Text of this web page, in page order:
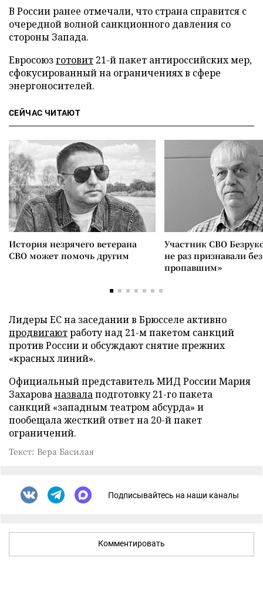
В России ранее отмечали, что страна справится с
очередной волной санкционного давления со
стороны Запада.
Евросоюзготовит 21-й пакет антироссийских мер,
сфокусированный на ограничениях в сфере
энергоносителей.
СЕЙЧАС ЧИТАЮТ
История незрячего ветерана
СВО может помочь другим
Участник СВО
не раз признавали
пропавшим»
Лидеры ЕС на заседании в Брюсселе активно
продвигаютработу над 21-м пакетом санкций
против России и обсуждают снятие прежних
«красных линий».
Официальный представитель МИД России Мария
Захарованазвалаподготовку 21-го пакета
санкций «западным театром абсурда» и
пообещала жесткий ответ на 20-й пакет
ограничений.
Текст: Вера Басилая
Подписывайтесь на наши каналы
Комментировать